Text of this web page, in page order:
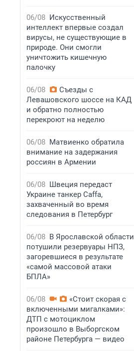
06/08 Искусственный
интеллект впервые создал
вирусы, не существующие в
природе. Они смогли
уничтожить кишечную
палочку
06/08
Съезды с
Левашовского шоссе на КАД
и обратно полностью
перекроют на неделю
06/08 Матвиенко обратила
внимание на задержания
россиян в Армении
06/08 Швеция передаст
Украине танкер Caffa,
захваченный во время
следования в Петербург
06/08 В Ярославской области
потушили резервуары НПЗ,
загоревшиеся в результате
«самой массовой атаки
БПЛА»
06/08
«Стоит скорая с
включенными мигалками»:
ДТП с мотоциклом
произошло в Выборгском
районе Петербурга — видео